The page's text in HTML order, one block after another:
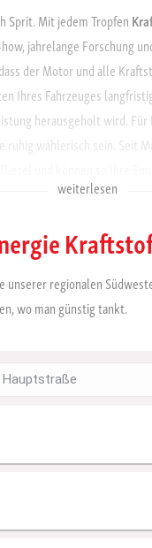
Sprit. Mit jedem Tropfen
jahrelange Forschung
der Motor und alle
Ihres Fahrzeuges
herausgeholt wird.
ruhig wählerisch sein. Seit
Diesel reduzieren.
tanken Sie 24/7,
oder EC-Karte an einer
Und das zu
sind. Zu letzteren zählt der
+– zwei
Wählen Sie Ihren Wunsch-
weiterlesen
regionalen
wo man günstig tankt.